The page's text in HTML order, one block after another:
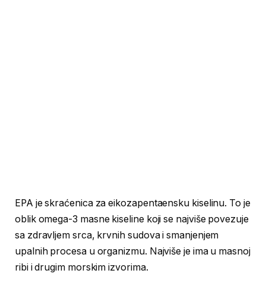
EPA je skraćenica za eikozapentaensku kiselinu. To je
oblik omega-3 masne kiseline koji se najviše povezuje
sa zdravljem srca, krvnih sudova i smanjenjem
upalnih procesa u organizmu. Najviše je ima u masnoj
ribi i drugim morskim izvorima.